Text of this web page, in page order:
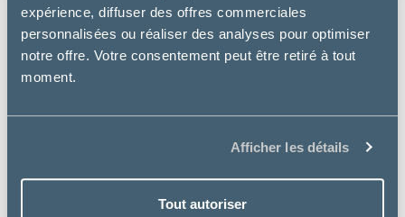
expérience, diffuser des offres commerciales
personnalisées ou réaliser des analyses pour optimiser
notre offre. Votre consentement peut être retiré à tout
moment.
Afficher les détails
Tout autoriser